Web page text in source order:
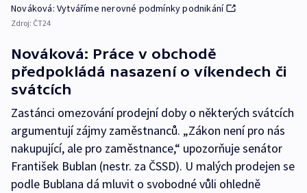
Nováková: Vytváříme nerovné podmínky podnikání
Zdroj: ČT24
Nováková: Práce v obchodě
předpokládá nasazení o víkendech či
svátcích
Zastánci omezování prodejní doby o některých svátcích
argumentují zájmy zaměstnanců. „Zákon není pro nás
nakupující, ale pro zaměstnance,“ upozorňuje senátor
František Bublan (nestr. za ČSSD). U malých prodejen se
podle Bublana dá mluvit o svobodné vůli ohledně